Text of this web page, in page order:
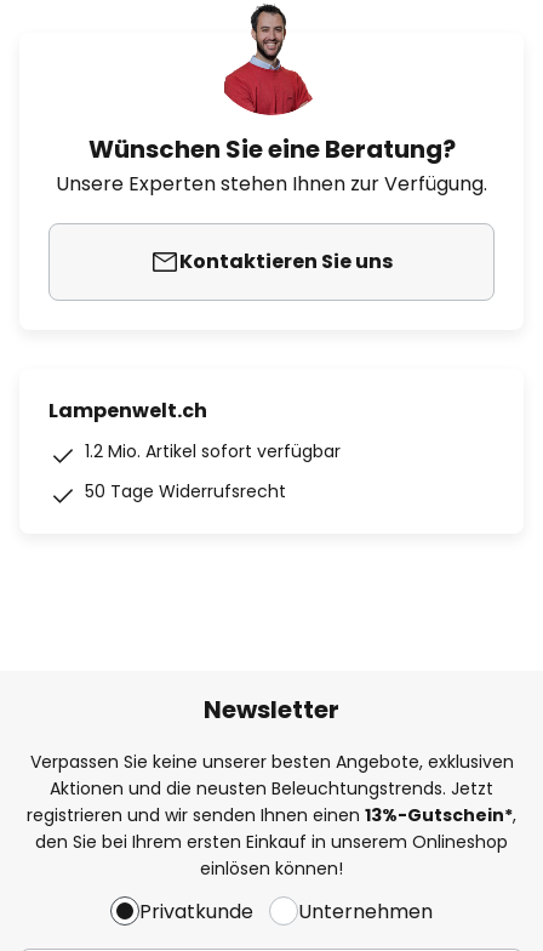
Wünschen Sie eine Beratung?
Unsere Experten stehen Ihnen zur Verfügung.
Kontaktieren Sie uns
Lampenwelt.ch
1.2 Mio. Artikel sofort verfügbar
50 Tage Widerrufsrecht
Newsletter
Verpassen Sie keine unserer besten Angebote, exklusiven
Aktionen und die neusten Beleuchtungstrends. Jetzt
registrieren und wir senden Ihnen einen 13%-Gutschein*,
den Sie bei Ihrem ersten Einkauf in unserem Onlineshop
einlösen können!
Privatkunde Unternehmen